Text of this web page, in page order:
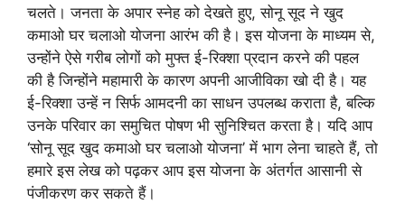
चलते। जनता के अपार स्नेह को देखते हुए, सोनू सूद ने खुद
कमाओ घर चलाओ योजना आरंभ की है। इस योजना के माध्यम से,
उन्होंने ऐसे गरीब लोगों को मुफ्त ई-रिक्शा प्रदान करने की पहल
की है जिन्होंने महामारी के कारण अपनी आजीविका खो दी है। यह
ई-रिक्शा उन्हें न सिर्फ आमदनी का साधन उपलब्ध कराता है, बल्कि
उनके परिवार का समुचित पोषण भी सुनिश्चित करता है। यदि आप
‘सोनू सूद खुद कमाओ घर चलाओ योजना’ में भाग लेना चाहते हैं, तो
हमारे इस लेख को पढ़कर आप इस योजना के अंतर्गत आसानी से
पंजीकरण कर सकते हैं।